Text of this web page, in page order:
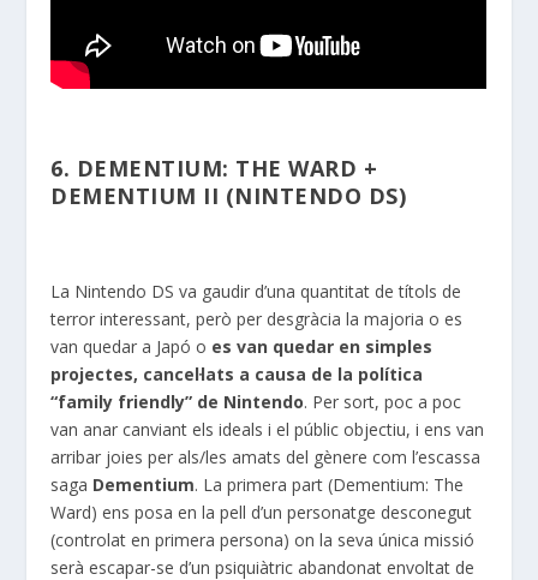
6. DEMENTIUM: THE WARD +
DEMENTIUM II (NINTENDO DS)
La Nintendo DS va gaudir d’una quantitat de títols de
terror interessant, però per desgràcia la majoria o es
van quedar a Japó o es van quedar en simples
projectes, cancel·lats a causa de la política
“family friendly” de Nintendo. Per sort, poc a poc
van anar canviant els ideals i el públic objectiu, i ens van
arribar joies per als/les amats del gènere com l’escassa
saga Dementium. La primera part (Dementium: The
Ward) ens posa en la pell d’un personatge desconegut
(controlat en primera persona) on la seva única missió
serà escapar-se d’un psiquiàtric abandonat envoltat de